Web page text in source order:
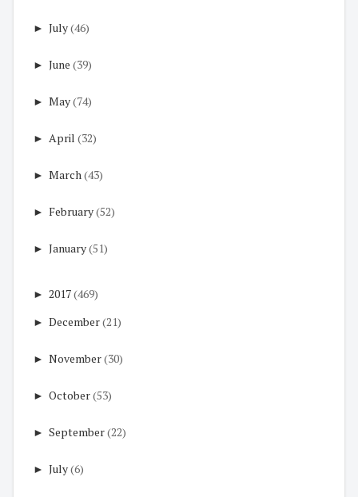
► July(46)
► June (39)
► May(74)
► April (32)
► March(43)
► February(52)
► January(51)
► 2017(469)
► December(21)
► November(30)
► October(53)
► September(22)
► July(6)